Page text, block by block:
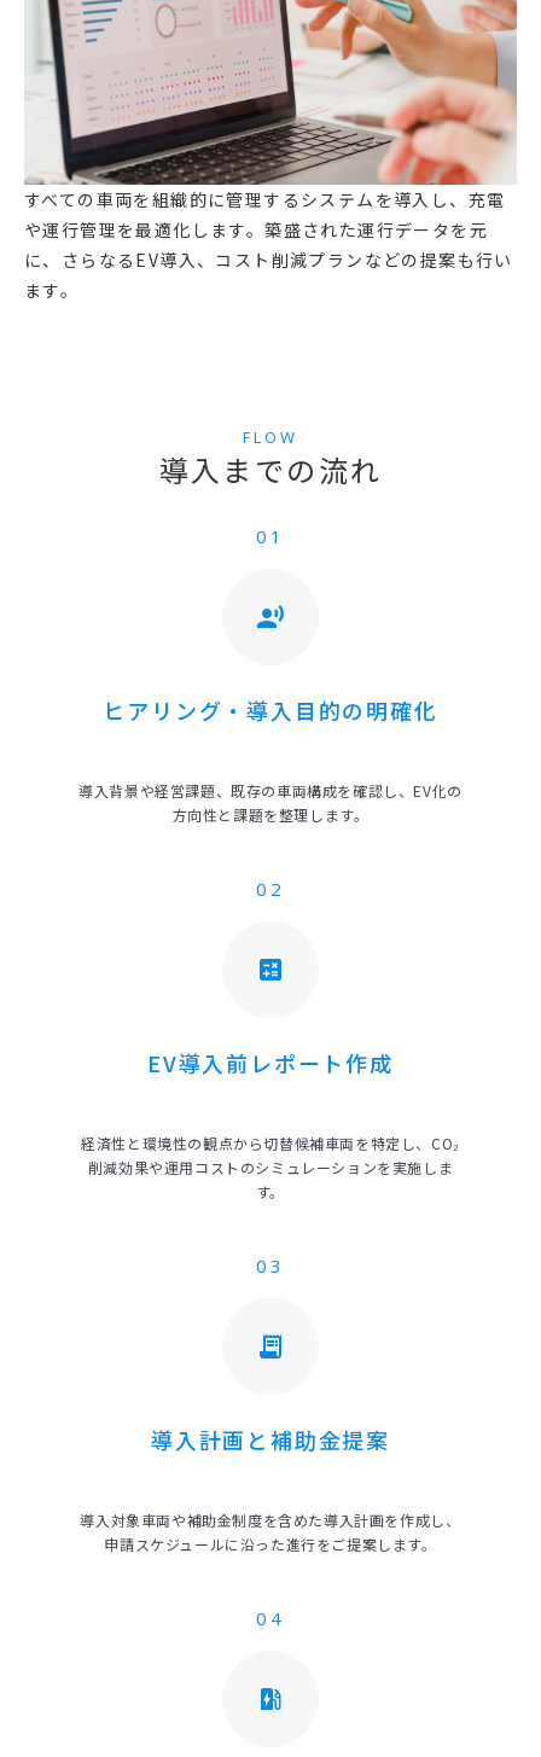
すべての車両を組織的に管理するシステムを導入し、充電
や運行管理を最適化します。築盛された運行データを元
に、さらなるEV導入、コスト削減プランなどの提案も行い
ます。
FLOW
導入までの流れ
01
record_voice_over
ヒアリング・導入目的の明確化
導入背景や経営課題、既存の車両構成を確認し、EV化の
方向性と課題を整理します。
02
calculate
EV導入前レポート作成
経済性と環境性の観点から切替候補車両を特定し、CO₂
削減効果や運用コストのシミュレーションを実施しま
す。
03
receipt_long
導入計画と補助金提案
導入対象車両や補助金制度を含めた導入計画を作成し、
申請スケジュールに沿った進行をご提案します。
04
ev_station